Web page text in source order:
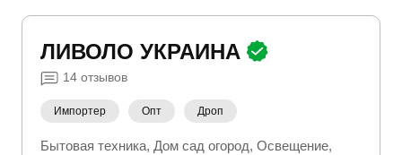
ЛИВОЛО УКРАИНА
14 отзывов
Импортер Опт Дроп
Бытовая техника Дом сад огород Освещение